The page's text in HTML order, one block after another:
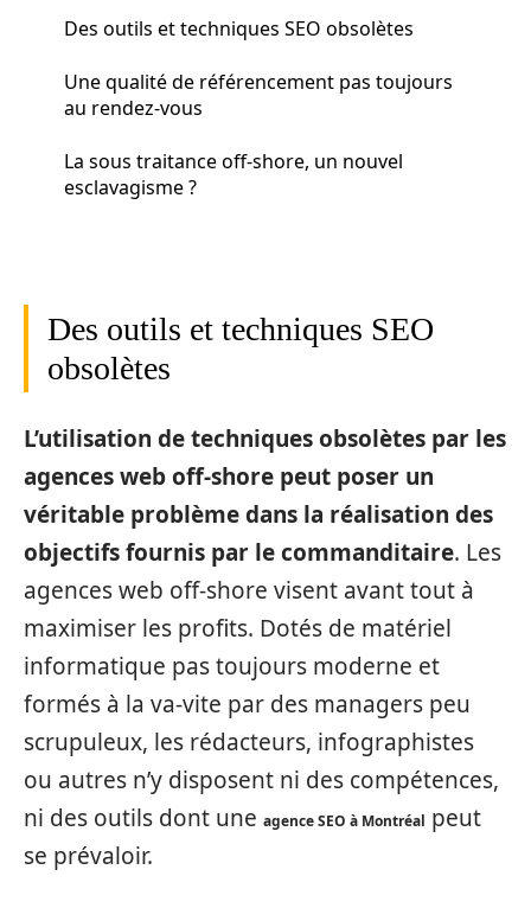
Des outils et techniques SEO obsolètes
Une qualité de référencement pas toujours
au rendez-vous
La sous traitance off-shore, un nouvel
esclavagisme ?
Des outils et techniques SEO
obsolètes
L’utilisation de techniques obsolètes par les
agences web off-shore peut poser un
véritable problème dans la réalisation des
objectifs fournis par le commanditaire. Les
agences web off-shore visent avant tout à
maximiser les profits. Dotés de matériel
informatique pas toujours moderne et
formés à la va-vite par des managers peu
scrupuleux, les rédacteurs, infographistes
ou autres n’y disposent ni des compétences,
ni des outils dont une agence SEO à Montréal peut
se prévaloir.